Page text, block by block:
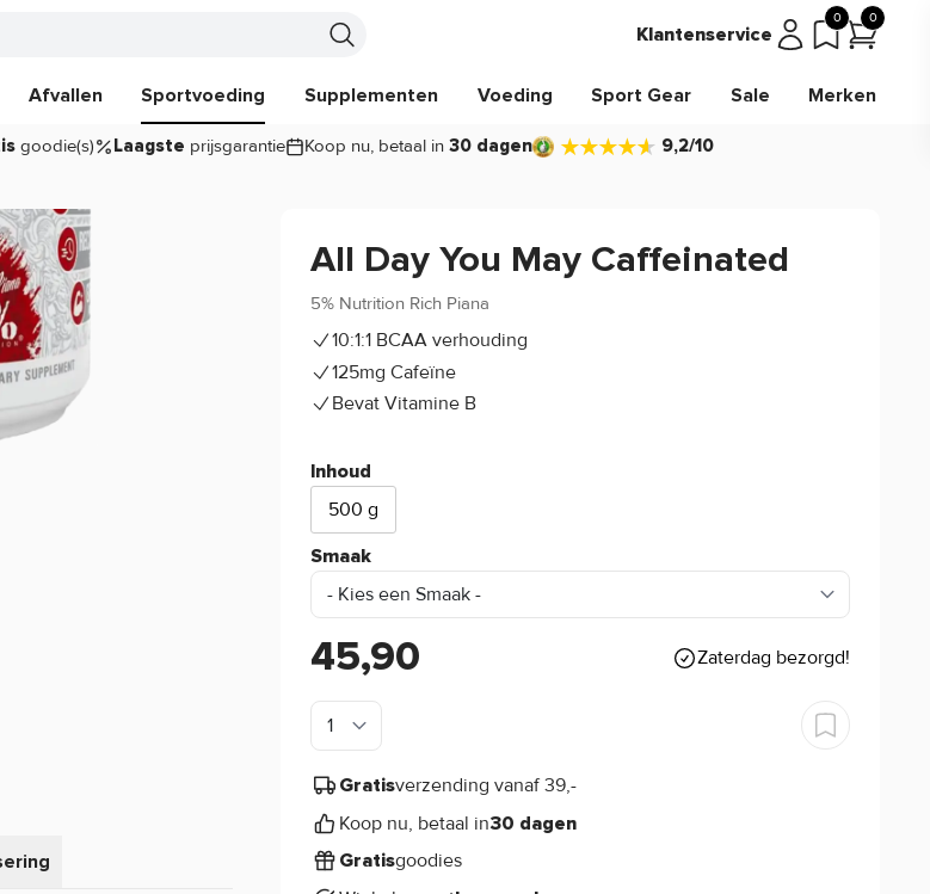
Klantenservice
0 0
Afvallen Sportvoeding Supplementen Voeding Sport Gear Sale Merken
goodie(s) Laagste prijsgarantie Koop nu, betaal in 30 dagen 9,2/10
All Day You May Caffeinated
5% Nutrition Rich Piana
10:1:1 BCAA verhouding
125mg Cafeïne
Bevat Vitamine B
Inhoud
500 g
Smaak
45,90 Zaterdag bezorgd!
Gratisverzending vanaf 39,-
Koop nu, betaal in30 dagen
Gratisgoodies